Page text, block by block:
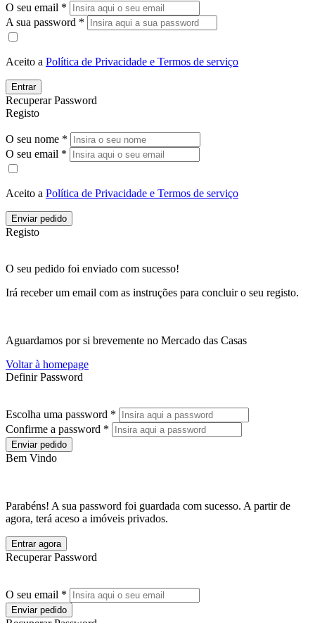
O seu email *
A sua password *
Aceito a Política de Privacidade e Termos de serviço
Entrar
Recuperar Password
Registo
O seu nome *
O seu email *
Aceito a Política de Privacidade e Termos de serviço
Enviar pedido
Registo
O seu pedido foi enviado com sucesso!
Irá receber um email com as instruções para concluir o seu registo.
Aguardamos por si brevemente no Mercado das Casas
Voltar à homepage
Definir Password
Escolha uma password *
Confirme a password *
Enviar pedido
Bem Vindo
Parabéns! A sua password foi guardada com sucesso. A partir de
agora, terá aceso a imóveis privados.
Entrar agora
Recuperar Password
O seu email *
Enviar pedido